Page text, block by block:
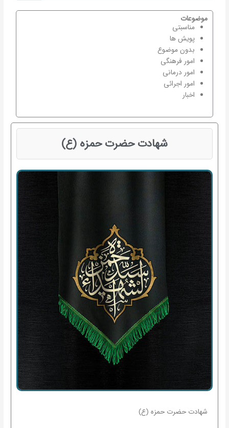
موضوعات
مناسبتی
پویش ها
بدون موضوع
امور فرهنگی
امور درمانی
امور اجرائی
اخبار
شهادت حضرت حمزه (ع)
شهادت حضرت حمزه (ع)